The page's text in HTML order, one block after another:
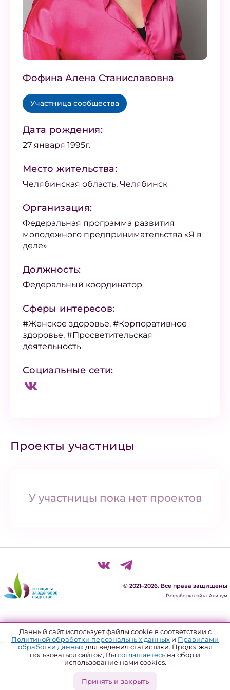
Фофина Алена Станиславовна
Участница сообщества
Дата рождения:
27 января 1995г.
Место жительства:
Челябинская область, Челябинск
Организация:
Федеральная программа развития
молодежного предпринимательства «Я в
деле»
Должность:
Федеральный координатор
Сферы интересов:
#Женское здоровье, #Корпоративное
здоровье, #Просветительская
деятельность
Социальные сети:
Проекты участницы
У участницы пока нет проектов
© 2021–2026. Все права защищены
Разработка сайта: Авилум
Политика конфиденциальности
Согласие на обработку персональных данных
Политика использования файлов куки
Данный сайт использует файлы cookie в соответствии с
Политикой обработки персональных данных и Правилами
обработки данныхдля ведения статистики. Продолжая
пользоваться сайтом, Вы соглашаетесь на сбор и
использование нами cookies.
Принять и закрыть